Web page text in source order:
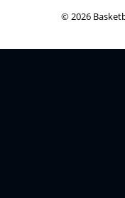
© 2026